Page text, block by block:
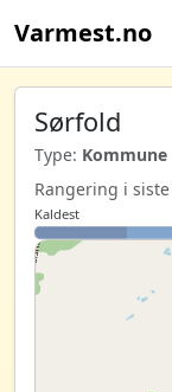
Varmest.no
Sørfold
Type: Kommune
Rangering i
Kaldest